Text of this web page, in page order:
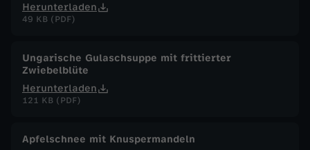
Herunterladen
49 KB (PDF)
Ungarische Gulaschsuppe mit frittierter
Zwiebelblüte
Herunterladen
121 KB (PDF)
Apfelschnee mit Knuspermandeln